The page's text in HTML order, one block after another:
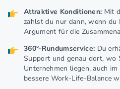
Attraktive Konditionen: Mit
zahlst du nur dann, wenn du
Argument für die
360°-Rundumservice: Du
Support und genau dort, wo
Unternehmen liegen, auch
bessere Work-Life-Balance